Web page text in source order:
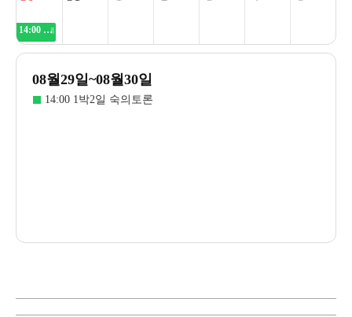
14:00 1박2일 숙의토론
08월29일~08월30일
14:00 1박2일 숙의토론